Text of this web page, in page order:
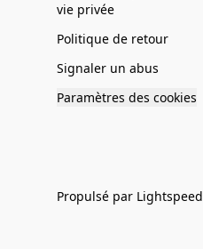
vie privée
Politique de retour
Signaler un abus
Paramètres des cookies
Propulsé par Lightspeed